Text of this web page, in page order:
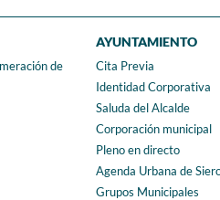
de
AYUNTAMIENTO
Cita Previa
Identidad Corporativa
Saluda del Alcalde
Corporación municipal
Pleno en directo
Agenda Urbana de
Grupos Municipales